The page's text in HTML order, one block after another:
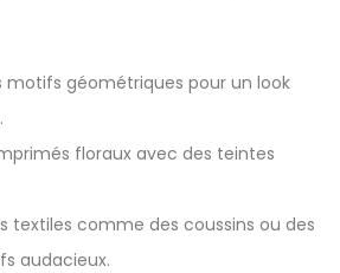
motifs géométriques pour un look
floraux avec des teintes
textiles comme des coussins ou des
audacieux.